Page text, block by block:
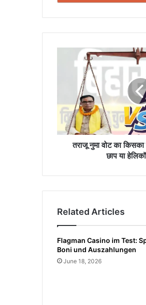
पलड़ा
भारी
—
लालटेन
छाप
तराजू नुमा वोट का
छाप या
Related Articles
Flagman Casino im Test:
Boni und Auszahlungen
June 18, 2026